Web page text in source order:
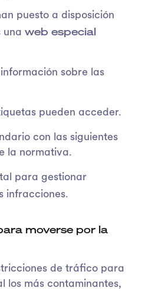
puesto a disposición
una web especial
sobre las
pueden acceder.
con las siguientes
la normativa.
para gestionar
infracciones.
moverse por la
de tráfico para
los más contaminantes,